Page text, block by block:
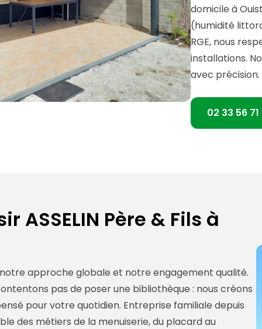
domicile à
(humidité
RGE, nous
installations.
avec précision.
02 33 56 71
ASSELIN Père & Fils à
approche globale et notre engagement qualité.
pas de poser une bibliothèque : nous créons
pour votre quotidien. Entreprise familiale depuis
des métiers de la menuiserie, du placard au